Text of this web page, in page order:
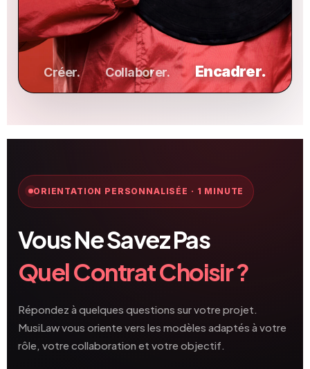
Créer. Collaborer. Encadrer.
ORIENTATION PERSONNALISÉE · 1 MINUTE
Vous Ne Savez Pas
Quel Contrat Choisir ?
Répondez à quelques questions sur votre projet.
MusiLaw vous oriente vers les modèles adaptés à votre
rôle, votre collaboration et votre objectif.